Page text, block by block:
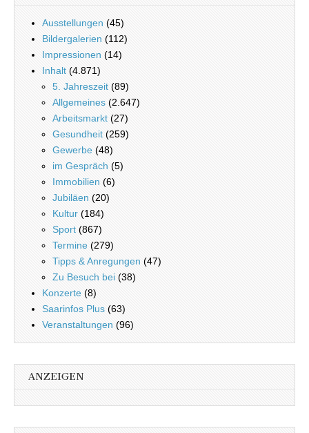
Ausstellungen (45)
Bildergalerien (112)
Impressionen (14)
Inhalt (4.871)
5. Jahreszeit (89)
Allgemeines (2.647)
Arbeitsmarkt (27)
Gesundheit (259)
Gewerbe (48)
im Gespräch (5)
Immobilien (6)
Jubiläen (20)
Kultur (184)
Sport (867)
Termine (279)
Tipps & Anregungen (47)
Zu Besuch bei (38)
Konzerte (8)
Saarinfos Plus (63)
Veranstaltungen (96)
ANZEIGEN